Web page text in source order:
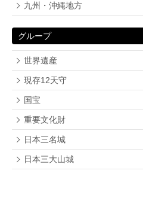
九州・沖縄地方
グループ
世界遺産
現存12天守
国宝
重要文化財
日本三名城
日本三大山城